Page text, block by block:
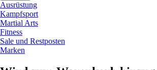
Ausrüstung
Kampfsport
Martial Arts
Fitness
Sale und Restposten
Marken